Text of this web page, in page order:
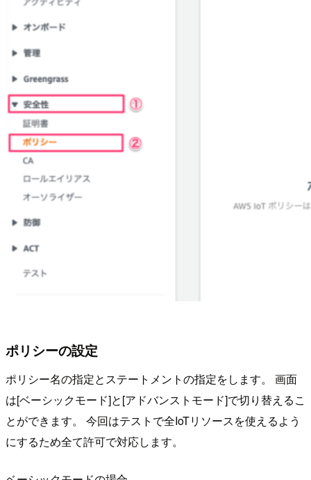
ポリシーの設定
ポリシー名の指定とステートメントの指定をします。 画面
は[ベーシックモード]と[アドバンストモード]で切り替えるこ
とができます。 今回はテストで全IoTリソースを使えるよう
にするため全て許可で対応します。